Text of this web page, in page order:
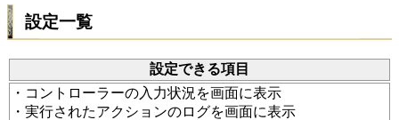
設定一覧
設定できる項目
・コントローラーの入力状況を画面に表示
・実行されたアクションのログを画面に表示